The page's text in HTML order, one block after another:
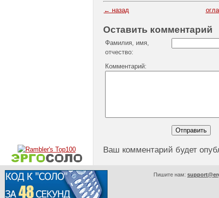
← назад
Оставить комментарий
Фамилия, имя,
отчество:
Комментарий:
Ваш комментарий будет
Пишите нам: